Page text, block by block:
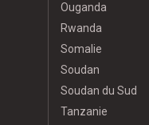
Ouganda
Rwanda
Somalie
Soudan
Soudan du Sud
Tanzanie